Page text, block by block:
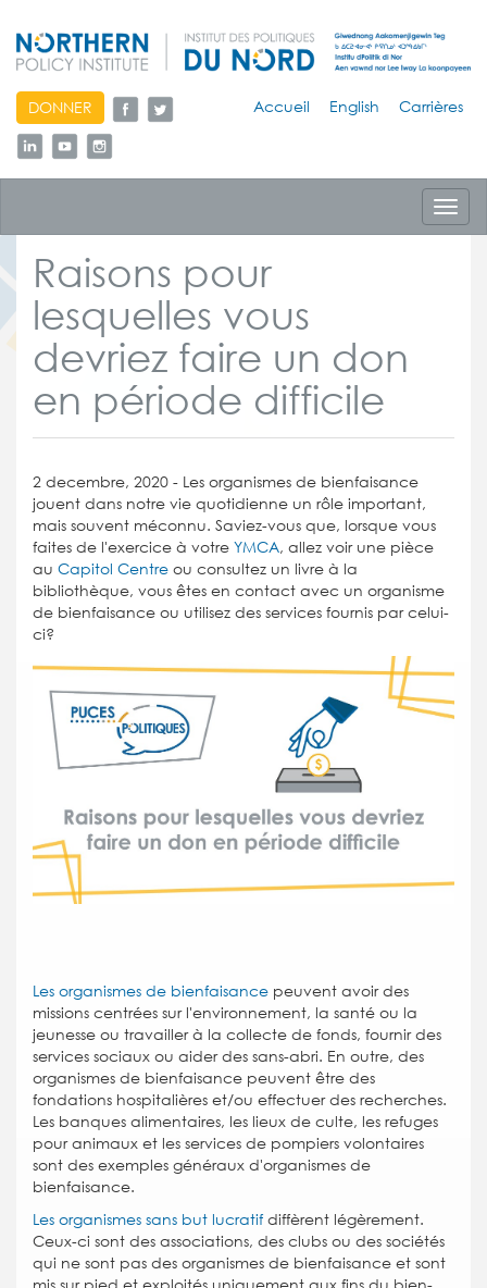
skip
to
content
DONNER Accueil English Carrières
Raisons pour
lesquelles vous
devriez faire un don
en période difficile
2 decembre, 2020 - Les organismes de bienfaisance
jouent dans notre vie quotidienne un rôle important,
mais souvent méconnu. Saviez-vous que, lorsque vous
faites de l'exercice à votre YMCA, allez voir une pièce
au Capitol Centre ou consultez un livre à la
bibliothèque, vous êtes en contact avec un organisme
de bienfaisance ou utilisez des services fournis par celui-
ci?
Les organismes de bienfaisance peuvent avoir des
missions centrées sur l'environnement, la santé ou la
jeunesse ou travailler à la collecte de fonds, fournir des
services sociaux ou aider des sans-abri. En outre, des
organismes de bienfaisance peuvent être des
fondations hospitalières et/ou effectuer des recherches.
Les banques alimentaires, les lieux de culte, les refuges
pour animaux et les services de pompiers volontaires
sont des exemples généraux d'organismes de
bienfaisance.
Les organismes sans but lucratifdiffèrent légèrement.
Ceux-ci sont des associations, des clubs ou des sociétés
qui ne sont pas des organismes de bienfaisance et sont